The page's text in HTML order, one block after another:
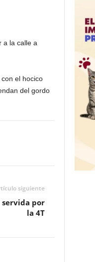
a la calle a
el hocico
del gordo
siguiente
servida por
la 4T